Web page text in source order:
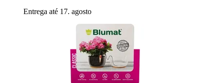
Entrega até 17. agosto